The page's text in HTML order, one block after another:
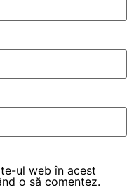
ul web în acest
o să comentez.